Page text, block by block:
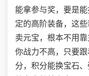
能拿参与奖，要是
定的高阶装备，这
卖元宝，根本不用
你战力不高，只要
分，积分能换宝石